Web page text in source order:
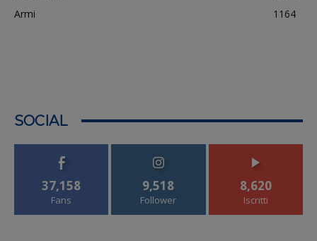
Armi
1164
SOCIAL
37,158
Fans
9,518
Follower
8,620
Iscritti